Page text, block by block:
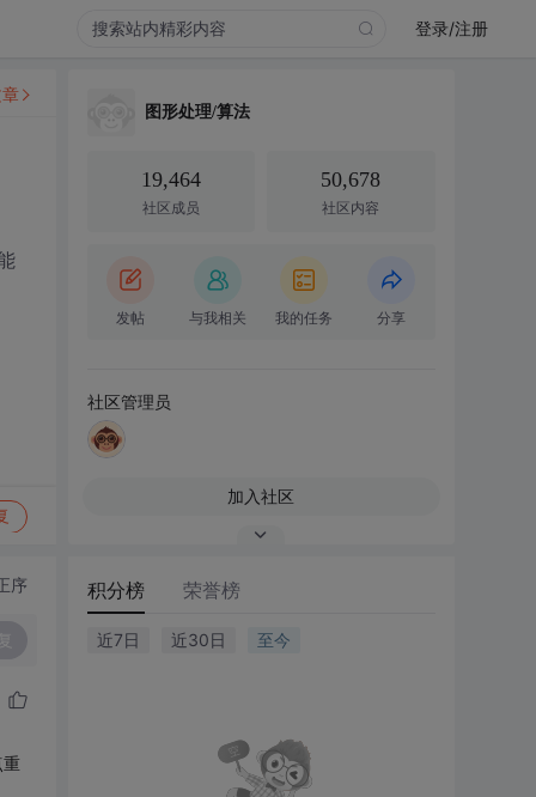
登录/注册
序
图形处理/算法
19,464
社区成员
50,678
社区内容
发帖 与我相关 我的任务 分享
社区管理员
加入社区
积分榜 荣誉榜
近7日 近30日 至今